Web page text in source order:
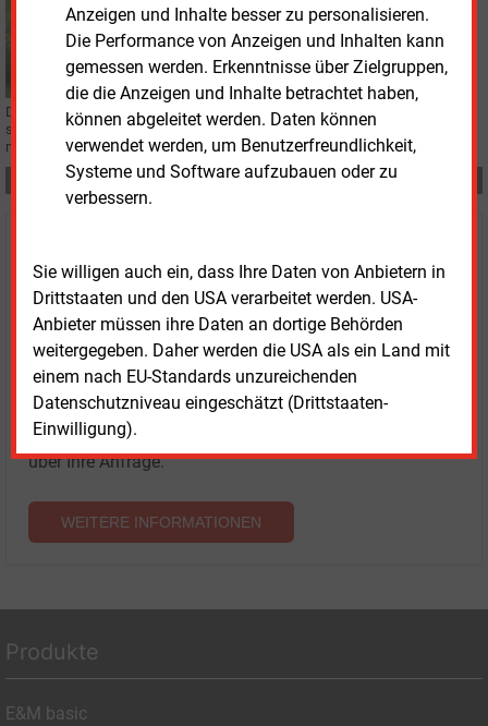
Anzeigen und Inhalte besser zu personalisieren.
Die Performance von Anzeigen und Inhalten kann
gemessen werden. Erkenntnisse über Zielgruppen,
die die Anzeigen und Inhalte betrachtet haben,
können abgeleitet werden. Daten können
verwendet werden, um Benutzerfreundlichkeit,
Systeme und Software aufzubauen oder zu
verbessern.
Sie willigen auch ein, dass Ihre Daten von Anbietern in
Drittstaaten und den USA verarbeitet werden. USA-
Anbieter müssen ihre Daten an dortige Behörden
weitergegeben. Daher werden die USA als ein Land mit
einem nach EU-Standards unzureichenden
Datenschutzniveau eingeschätzt (Drittstaaten-
Einwilligung).
KLIMASCHUTZ
Kleine Vermögen für Klimaschutz mobilisieren
Das Forum Ökologisch-Soziale Marktwirtschaft (FÖS) schlägt einen
staatlich geförderten Klimasparplan vor, um private Vermögen für
nachhaltige Investitionen zu mobilisieren.
Teilen:
Mehrfachzugängen für Ihr Unternehmen?
Sprechen Sie uns an, wenn Sie Fragen zur Nutzung von
E&M-Inhalten oder den verschiedenen Abonnement-
Paketen haben.
Das E&M-Vertriebsteam freut sich unter Tel. 08152 / 93
11-77 oder unter
über Ihre Anfrage.
WEITERE INFORMATIONEN
Produkte
E&M basic